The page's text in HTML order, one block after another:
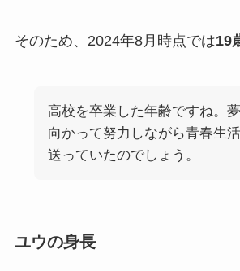
そのため、2024年8月時点では19
高校を卒業した年齢ですね。
向かって努力しながら青春生
送っていたのでしょう。
ユウの身長